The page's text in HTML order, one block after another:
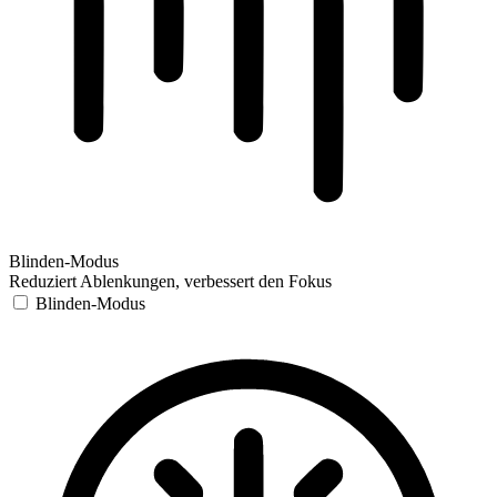
Blinden-Modus
Reduziert Ablenkungen, verbessert den Fokus
Blinden-Modus